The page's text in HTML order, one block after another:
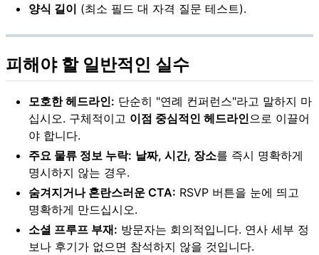
양식 길이 (최소 필드 대 자격 질문 테스트).
피해야 할 일반적인 실수
모호한 헤드라인: 단순히 "연례 컨퍼런스"라고 말하지 마
십시오. 구체적이고 이점 중심적인 헤드라인으로 이끌어
야 합니다.
주요 물류 정보 누락: 날짜, 시간, 장소를 즉시 명확하게
명시하지 않는 경우.
숨겨지거나 혼란스러운 CTA: RSVP 버튼을 눈에 띄고
명확하게 만드십시오.
소셜 프루프 부재: 방문자는 회의적입니다. 연사 세부 정
보나 후기가 없으면 참석하지 않을 것입니다.